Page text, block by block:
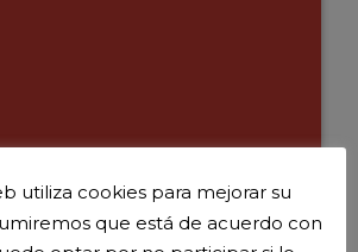
utiliza cookies para mejorar su
que está de acuerdo con